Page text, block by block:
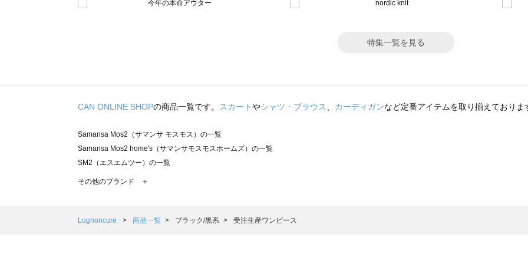
特集一覧を見る
CAN ONLINE SHOPの商品一覧です。 スカートやシャツ・ブラウス、 カーディガンなど定番アイテムを取り揃えておりま
Samansa Mos2（サマンサ モスモス）の一覧
Samansa Mos2 home's（サマンサモスモスホームズ）の一覧
SM2（エスエムツー）の一覧
TSUHARU by Samansa Mos2（ツハルバイサマンサモスモス）の一覧
Samansa Mos2 Lagom（サマンサモスモス ラーゴム）の一覧
その他のブランド ＋
Lugnoncure 商品一覧 ブラック/黒系 受注生産ワンピース